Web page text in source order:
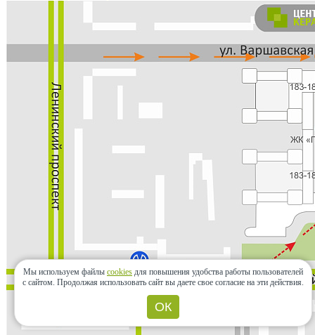
Мы используем файлы cookies для повышения удобства работы пользователей
с сайтом. Продолжая использовать сайт вы даете свое согласие на эти действия.
ОК